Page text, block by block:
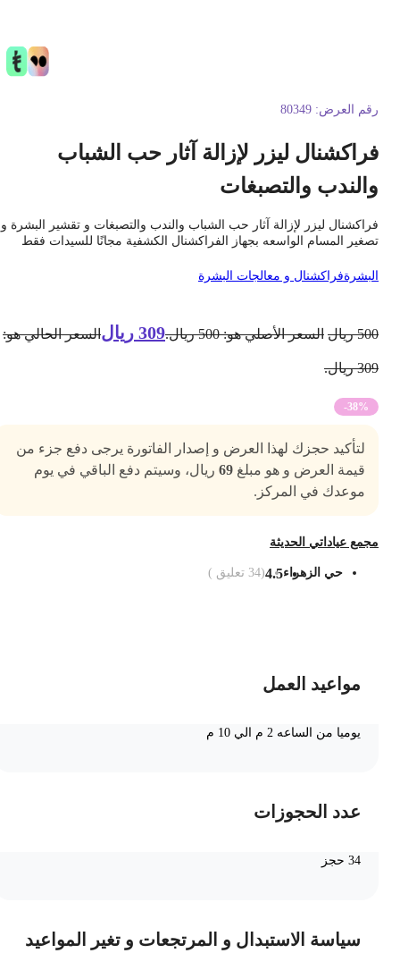
العرض: 80349
ليزر لإزالة آثار حب الشباب
والتصبغات
ليزر لإزالة آثار حب الشباب والندب والتصبغات و تقشير البشرة و
المسام الواسعه بجهاز الفراكشنال الكشفية مجانًا للسيدات فقط
فراكشنال و معالجات البشرة
ريال السعر الأصلي هو: 500 ريال. 309 ريال السعر الحالي هو:
-38%
لتأكيد حجزك لهذا العرض و إصدار الفاتورة يرجى دفع جزء من
قيمة العرض و هو مبلغ69ريال، وسيتم دفع الباقي في يوم
موعدك في المركز.
عياداتي الحديثة
حي الزهراء 4.5
(
34تعليق )
مواعيد العمل
يوميا من الساعه 2 م الي 10 م
عدد الحجوزات
سياسة الاستبدال و المرتجعات و تغير المواعيد